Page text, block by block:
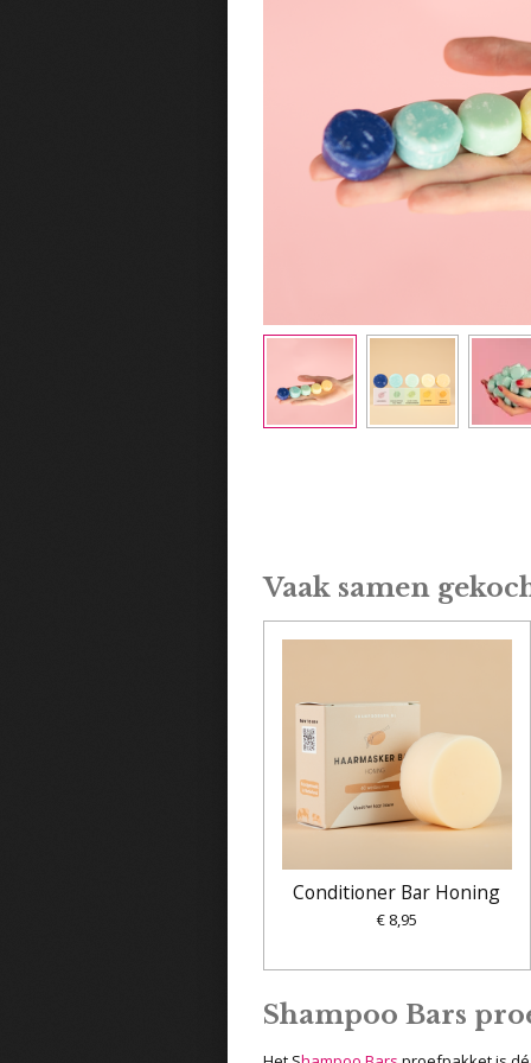
Vaak samen
Conditioner Bar Honing
€ 8,95
Shampoo Bars